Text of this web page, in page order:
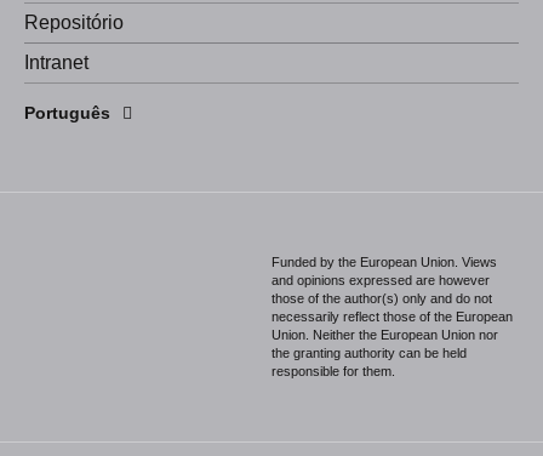
Repositório
Intranet
Português
English
Español
Funded by the European Union. Views
and opinions expressed are however
those of the author(s) only and do not
necessarily reflect those of the European
Union. Neither the European Union nor
the granting authority can be held
responsible for them.